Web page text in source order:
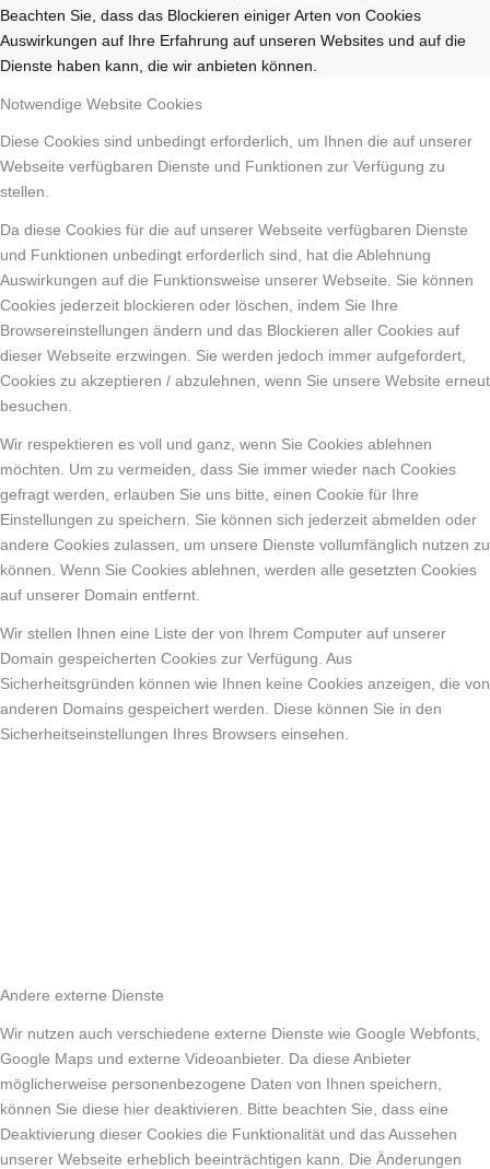
Beachten Sie, dass das Blockieren einiger Arten von Cookies
Auswirkungen auf Ihre Erfahrung auf unseren Websites und auf die
Dienste haben kann, die wir anbieten können.
Notwendige Website Cookies
Diese Cookies sind unbedingt erforderlich, um Ihnen die auf unserer
Webseite verfügbaren Dienste und Funktionen zur Verfügung zu
stellen.
Da diese Cookies für die auf unserer Webseite verfügbaren Dienste
und Funktionen unbedingt erforderlich sind, hat die Ablehnung
Auswirkungen auf die Funktionsweise unserer Webseite. Sie können
Cookies jederzeit blockieren oder löschen, indem Sie Ihre
Browsereinstellungen ändern und das Blockieren aller Cookies auf
dieser Webseite erzwingen. Sie werden jedoch immer aufgefordert,
Cookies zu akzeptieren / abzulehnen, wenn Sie unsere Website erneut
besuchen.
Wir respektieren es voll und ganz, wenn Sie Cookies ablehnen
möchten. Um zu vermeiden, dass Sie immer wieder nach Cookies
gefragt werden, erlauben Sie uns bitte, einen Cookie für Ihre
Einstellungen zu speichern. Sie können sich jederzeit abmelden oder
andere Cookies zulassen, um unsere Dienste vollumfänglich nutzen zu
können. Wenn Sie Cookies ablehnen, werden alle gesetzten Cookies
auf unserer Domain entfernt.
Wir stellen Ihnen eine Liste der von Ihrem Computer auf unserer
Domain gespeicherten Cookies zur Verfügung. Aus
Sicherheitsgründen können wie Ihnen keine Cookies anzeigen, die von
anderen Domains gespeichert werden. Diese können Sie in den
Sicherheitseinstellungen Ihres Browsers einsehen.
Andere externe Dienste
Wir nutzen auch verschiedene externe Dienste wie Google Webfonts,
Google Maps und externe Videoanbieter. Da diese Anbieter
möglicherweise personenbezogene Daten von Ihnen speichern,
können Sie diese hier deaktivieren. Bitte beachten Sie, dass eine
Deaktivierung dieser Cookies die Funktionalität und das Aussehen
unserer Webseite erheblich beeinträchtigen kann. Die Änderungen